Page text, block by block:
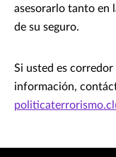
asesorarlo tanto en
de su seguro.
Si usted es corredor
información,